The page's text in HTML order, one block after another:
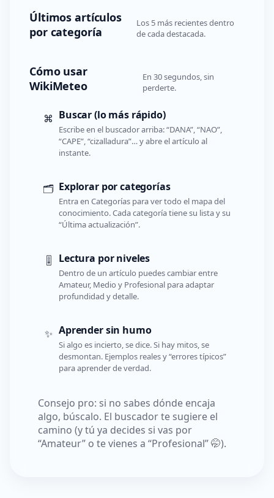
Últimos artículos
por categoría
Los 5 más recientes dentro
de cada destacada.
Cómo usar
WikiMeteo
En 30 segundos, sin
perderte.
⌘ Buscar (lo más rápido)
Escribe en el buscador arriba: “DANA”, “NAO”,
“CAPE”, “cizalladura”… y abre el artículo al
instante.
🗂️ Explorar por categorías
Entra en Categorías para ver todo el mapa del
conocimiento. Cada categoría tiene su lista y su
“Última actualización”.
🎚️ Lectura por niveles
Dentro de un artículo puedes cambiar entre
Amateur, Medio y Profesional para adaptar
profundidad y detalle.
✨ Aprender sin humo
Si algo es incierto, se dice. Si hay mitos, se
desmontan. Ejemplos reales y “errores típicos”
para aprender de verdad.
Consejo pro: si no sabes dónde encaja
algo, búscalo. El buscador te sugiere el
camino (y tú ya decides si vas por
“Amateur” o te vienes a “Profesional” 🤭).